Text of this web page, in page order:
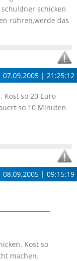
schicken
rühren,werde das
07.09.2005 | 21:25:12
Kost so 20 Euro
so 10 Minuten
08.09.2005 | 09:15:19
Kost so
machen.